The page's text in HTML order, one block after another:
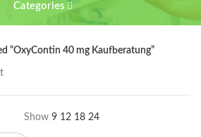
Categories
“OxyContin 40 mg Kaufberatung”
Show 9 12 18 24